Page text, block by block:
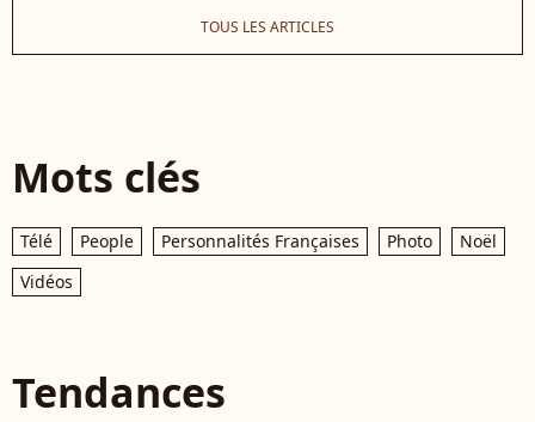
TOUS LES ARTICLES
Mots clés
Télé People Personnalités Françaises Photo
Noël
Vidéos
Tendances